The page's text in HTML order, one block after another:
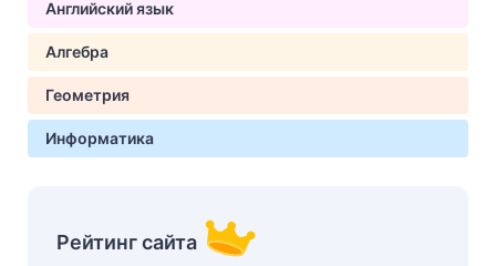
Английский язык
Алгебра
Геометрия
Информатика
Рейтинг сайта